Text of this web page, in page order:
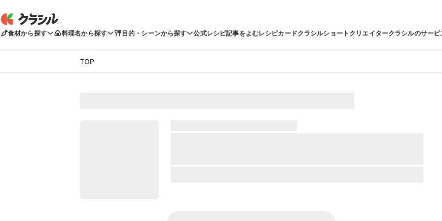
食材から探す 料理名から探す 目的・シーンから探す 公式レシピ記事をよむレシピカードクラシルショートクリエイタークラシルのサービ
TOP